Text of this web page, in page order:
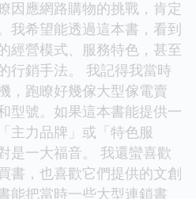
因應網路購物的挑戰，肯定
我希望能透過這本書，看到
經營模式、服務特色，甚至
行銷手法。 我記得我當時
，跑瞭好幾傢大型傢電賣
型號。如果這本書能提供一
主力品牌」或「特色服
是一大福音。 我還蠻喜歡
書，也喜歡它們提供的文創
能把當時一些大型連鎖書